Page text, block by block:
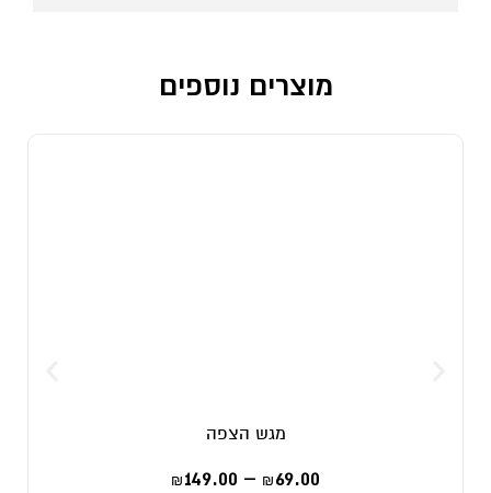
מוצרים נוספים
מגש הצפה
₪69.00
–
₪149.00